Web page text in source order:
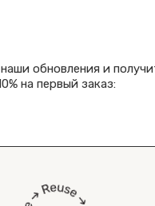
обновления и
на первый заказ: